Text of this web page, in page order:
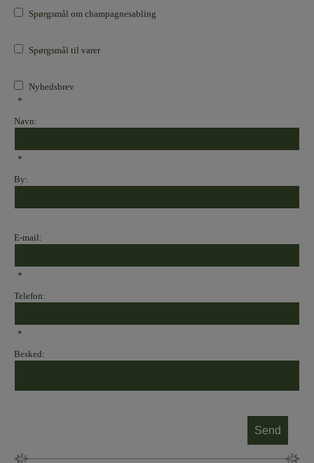
Spørgsmål om champagnesabling
Spørgsmål til varer
Nyhedsbrev
*
Navn:
*
By:
E-mail:
*
Telefon:
*
Besked: